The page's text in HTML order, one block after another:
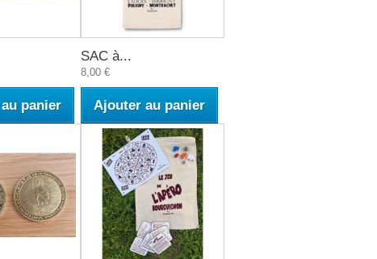
panier
SAC à...
8,00 €
Ajouter au panier